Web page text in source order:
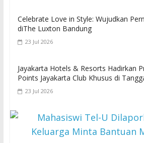
Celebrate Love in Style: Wujudkan
diThe Luxton Bandung
23 Jul 2026
Jayakarta Hotels & Resorts Hadirkan
Points Jayakarta Club Khusus di
23 Jul 2026